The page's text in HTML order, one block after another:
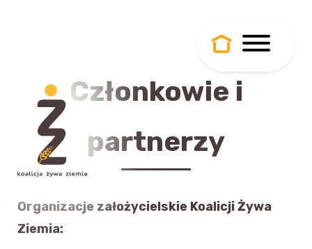
Członkowie i
partnerzy
Organizacje założycielskie Koalicji Żywa
Ziemia: